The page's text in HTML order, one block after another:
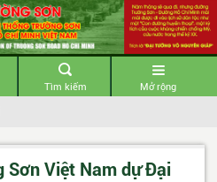
Tìm kiếm Mở rộng
Sơn Việt Nam dự Đại